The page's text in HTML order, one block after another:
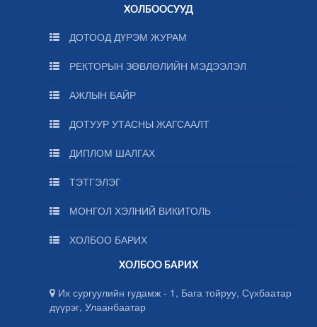
ХОЛБООСУУД
ДОТООД ДҮРЭМ ЖУРАМ
РЕКТОРЫН ЗӨВЛӨЛИЙН МЭДЭЭЛЭЛ
АЖЛЫН БАЙР
ДОТУУР УТАСНЫ ЖАГСААЛТ
ДИПЛОМ ШАЛГАХ
ТЭТГЭЛЭГ
МОНГОЛ ХЭЛНИЙ ВИКИТОЛЬ
ХОЛБОО БАРИХ
ХОЛБОО БАРИХ
Их сургуулийн гудамж - 1, Бага тойруу, Сүхбаатар
дүүрэг, Улаанбаатар